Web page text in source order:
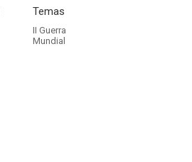
Temas
II Guerra
Mundial